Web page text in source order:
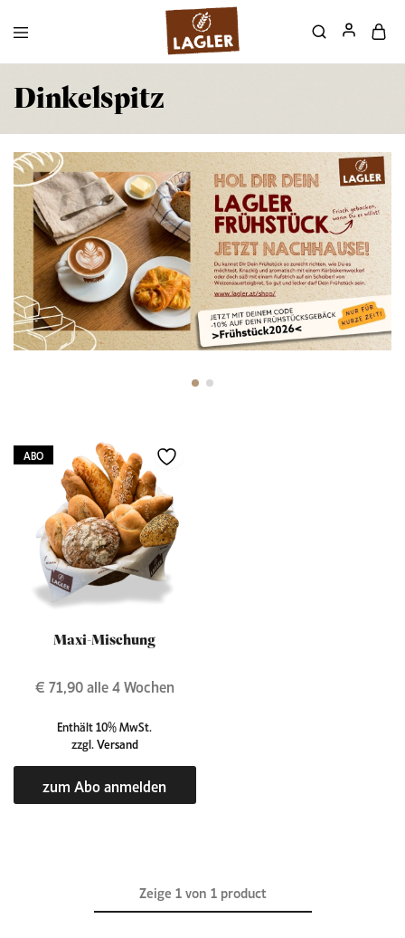
Dinkelspitz
ABO
Maxi-Mischung
€ 71,90alle 4 Wochen
Enthält 10% MwSt.
zzgl.Versand
zum Abo anmelden
Zeige 1 von 1 product